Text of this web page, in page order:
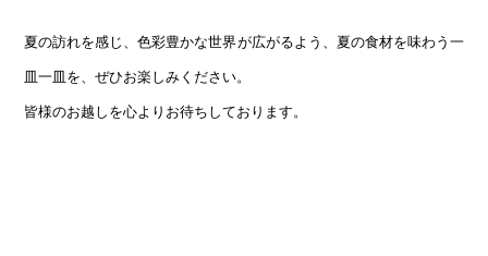
夏の訪れを感じ、色彩豊かな世界が広がるよう、夏の食材を味わう一
皿一皿を、ぜひお楽しみください。
皆様のお越しを心よりお待ちしております。